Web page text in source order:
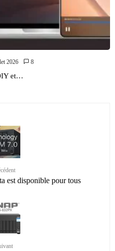
2026 8
et…
est disponible pour tous